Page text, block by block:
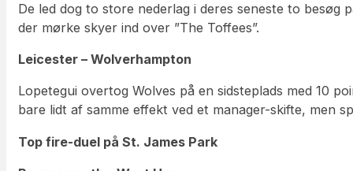
De led dog to store nederlag i deres seneste to
der mørke skyer ind over ”The Toffees”.
Leicester – Wolverhampton
Lopetegui overtog Wolves på en sidsteplads med 10
bare lidt af samme effekt ved et manager-skifte, men
Top fire-duel på St. James Park